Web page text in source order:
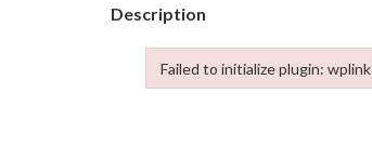
Description
Failed to initialize plugin: wplink
Failed to initialize plugin: wplink